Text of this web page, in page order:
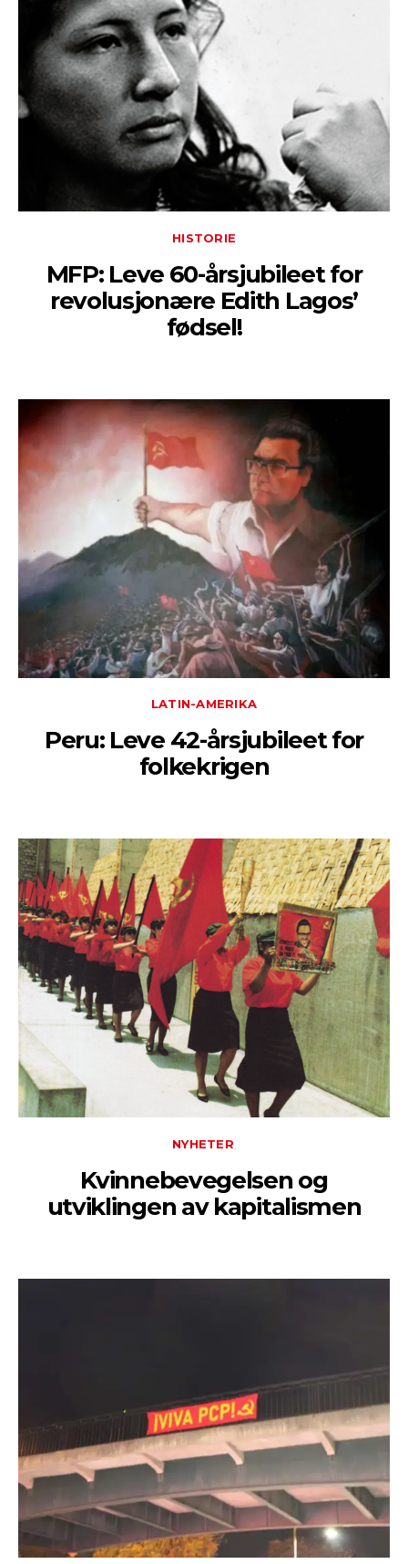
HISTORIE
MFP: Leve 60-årsjubileet for
revolusjonære Edith Lagos’
fødsel!
LATIN-AMERIKA
Peru: Leve 42-årsjubileet for
folkekrigen
NYHETER
Kvinnebevegelsen og
utviklingen av kapitalismen